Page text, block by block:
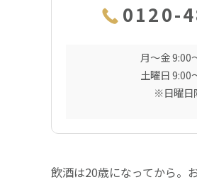
0120-
月〜金 9:00
土曜日 9:00
※日曜日
飲酒は20歳になってから。